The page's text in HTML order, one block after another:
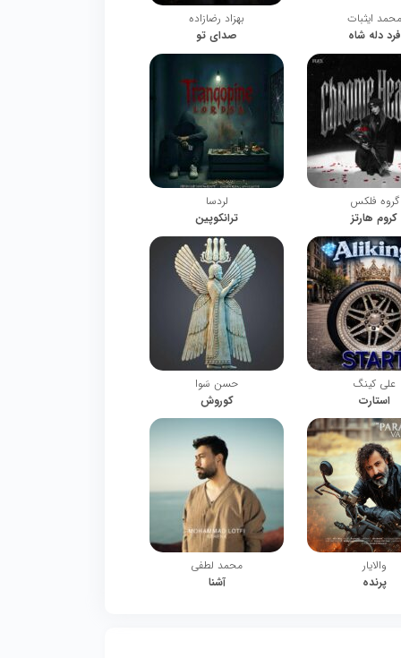
محمد ایثبات
فرد دله شاه
بهزاد رضازاده
صدای تو
گروه فلکس
کروم هارتز
لردسا
ترانکوپین
علی کینگ
استارت
حسن سَوا
کوروش
والایار
پرنده
محمد لطفی
آشنا